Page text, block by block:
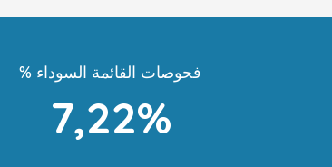
% فحوصات القائمة السوداء
7,22%